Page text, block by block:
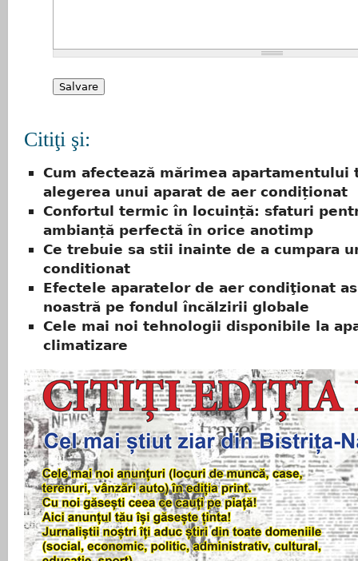
Citiţi şi:
Cum afectează mărimea apartamentului
alegerea unui aparat de aer condiționat
Confortul termic în locuință: sfaturi
ambianță perfectă în orice anotimp
Ce trebuie sa stii inainte de a cumpara
conditionat
Efectele aparatelor de aer condiţionat
noastră pe fondul încălzirii globale
Cele mai noi tehnologii disponibile la
climatizare